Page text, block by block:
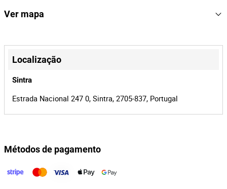
Referência
Id do leilão 41541
Id do lote
Ver mapa
+
−
Localização
Sintra
Estrada Nacional 247 0, Sintra, 2705-837, Portugal
Métodos de pagamento